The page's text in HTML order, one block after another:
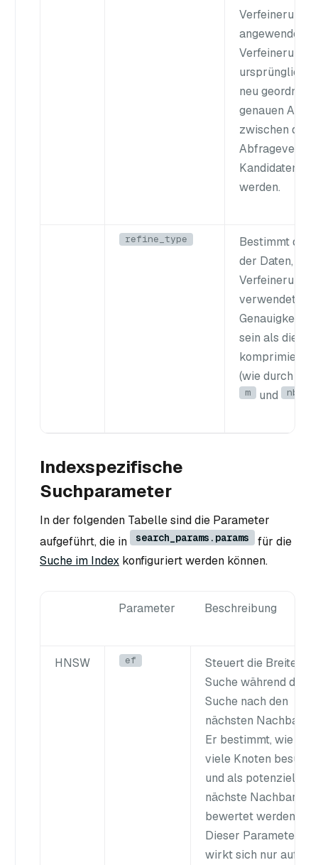
angewendet
Verfeinerung
neu geordnet,
genauen
zwischen dem
Abfragevektor
Kandidaten
werden.
refine_type
Bestimmt die
der Daten, die
verwendet
Genauigkeit
sein als die der
(wie durch die
m und nbits
Indexspezifische
Suchparameter
In der folgenden Tabelle sind die Parameter
aufgeführt, die in
search_params.params
für die
Suche im Index konfiguriert werden können.
Parameter Beschreibung
HNSW ef
Steuert die Breite der
Suche während der
Suche nach den
nächsten Nachbarn.
Er bestimmt, wie
viele Knoten besucht
und als potenzielle
nächste Nachbarn
bewertet werden.
Dieser Parameter
wirkt sich nur auf